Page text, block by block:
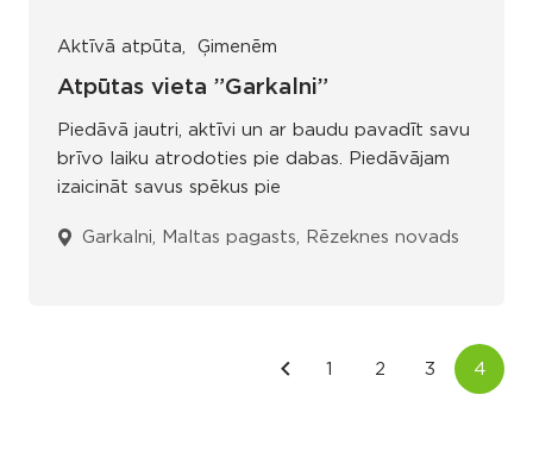
Aktīvā atpūta Ģimenēm
Atpūtas vieta ”Garkalni”
Piedāvā jautri, aktīvi un ar baudu pavadīt savu
brīvo laiku atrodoties pie dabas. Piedāvājam
izaicināt savus spēkus pie
Garkalni, Maltas pagasts, Rēzeknes novads